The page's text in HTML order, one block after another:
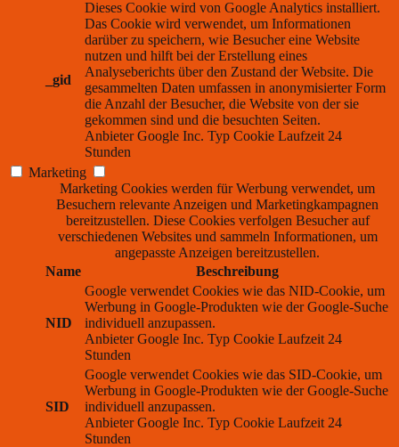
_gid
Dieses Cookie wird von Google Analytics installiert.
Das Cookie wird verwendet, um Informationen
darüber zu speichern, wie Besucher eine Website
nutzen und hilft bei der Erstellung eines
Analyseberichts über den Zustand der Website. Die
gesammelten Daten umfassen in anonymisierter Form
die Anzahl der Besucher, die Website von der sie
gekommen sind und die besuchten Seiten.
Anbieter Google Inc. Typ Cookie Laufzeit 24
Stunden
Marketing
Marketing Cookies werden für Werbung verwendet, um
Besuchern relevante Anzeigen und Marketingkampagnen
bereitzustellen. Diese Cookies verfolgen Besucher auf
verschiedenen Websites und sammeln Informationen, um
angepasste Anzeigen bereitzustellen.
Name
Beschreibung
NID
Google verwendet Cookies wie das NID-Cookie, um
Werbung in Google-Produkten wie der Google-Suche
individuell anzupassen.
Anbieter Google Inc. Typ Cookie Laufzeit 24
Stunden
SID
Google verwendet Cookies wie das SID-Cookie, um
Werbung in Google-Produkten wie der Google-Suche
individuell anzupassen.
Anbieter Google Inc. Typ Cookie Laufzeit 24
Stunden